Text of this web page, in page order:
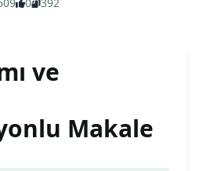
0 392
ve
Makale